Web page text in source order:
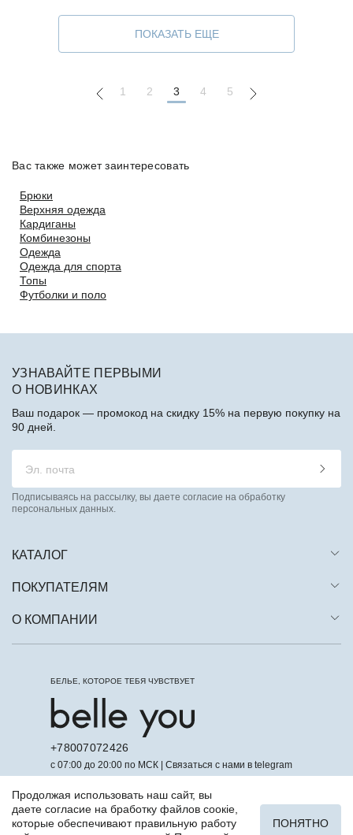
ПОКАЗАТЬ ЕЩЕ
1 2 3 4 5
Вас также может заинтересовать
Брюки
Верхняя одежда
Кардиганы
Комбинезоны
Одежда
Одежда для спорта
Топы
Футболки и поло
КАТАЛОГ
ПОКУПАТЕЛЯМ
О КОМПАНИИ
УЗНАВАЙТЕ ПЕРВЫМИ
О НОВИНКАХ
Ваш подарок — промокод на скидку 15% на первую покупку на
90 дней.
Подписываясь на рассылку, вы даете согласие на обработку
персональных данных.
БЕЛЬЕ, КОТОРОЕ ТЕБЯ ЧУВСТВУЕТ
+78007072426
с 07:00 до 20:00 по МСК | Связаться с нами в telegram
Продолжая использовать наш сайт, вы
даете согласие на бработку файлов соокіе,
которые обеспечивают правильную работу
ПОНЯТНО